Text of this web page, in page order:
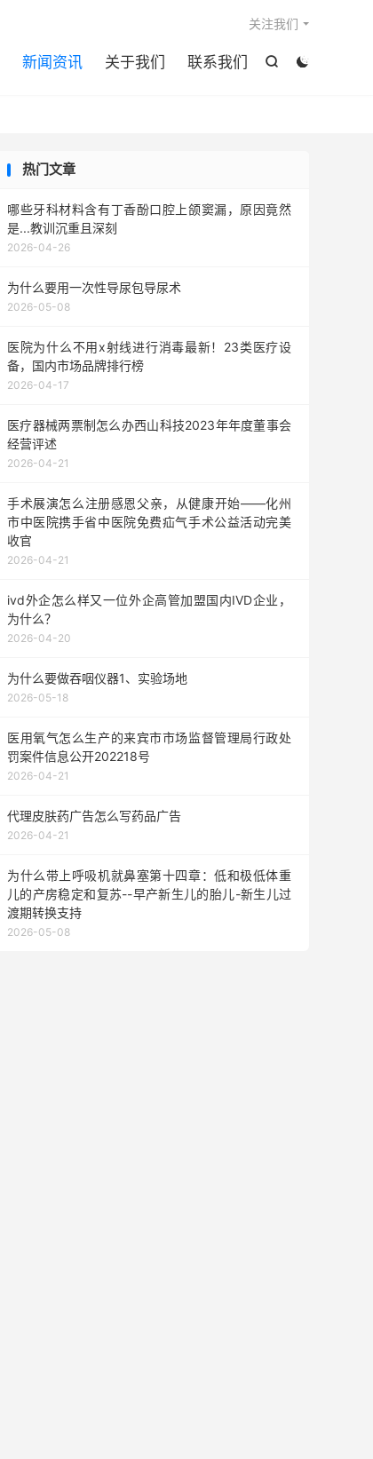


新闻资讯 关于我们 联系我们
关注我们
热门文章
哪些牙科材料含有丁香酚口腔上颌窦漏，原因竟然
是...教训沉重且深刻
2026-04-26
为什么要用一次性导尿包导尿术
2026-05-08
医院为什么不用x射线进行消毒最新！23类医疗设
备，国内市场品牌排行榜
2026-04-17
医疗器械两票制怎么办西山科技2023年年度董事会
经营评述
2026-04-21
手术展演怎么注册感恩父亲，从健康开始——化州
市中医院携手省中医院免费疝气手术公益活动完美
收官
2026-04-21
ivd外企怎么样又一位外企高管加盟国内IVD企业，
为什么？
2026-04-20
为什么要做吞咽仪器1、实验场地
2026-05-18
医用氧气怎么生产的来宾市市场监督管理局行政处
罚案件信息公开202218号
2026-04-21
代理皮肤药广告怎么写药品广告
2026-04-21
为什么带上呼吸机就鼻塞第十四章：低和极低体重
儿的产房稳定和复苏--早产新生儿的胎儿-新生儿过
渡期转换支持
2026-05-08